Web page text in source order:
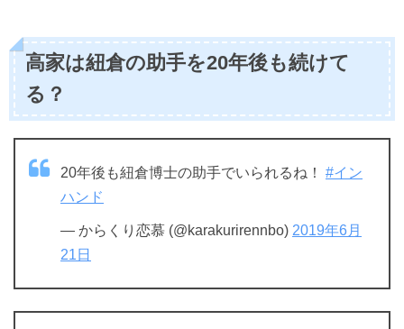
高家は紐倉の助手を20年後も続けて
る？
20年後も紐倉博士の助手でいられるね！ #イン
ハンド
— からくり恋慕 (@karakurirennbo) 2019年6月
21日